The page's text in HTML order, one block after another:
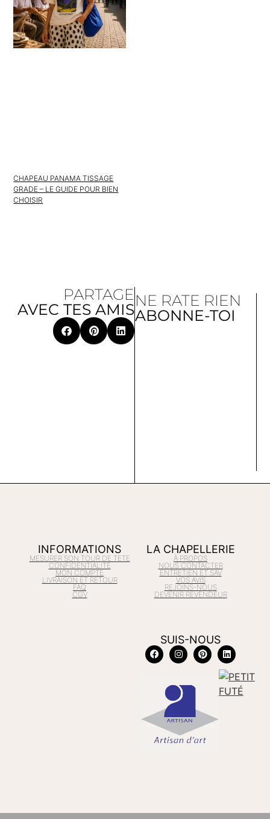
CHAPEAU PANAMA TISSAGE
GRADE – LE GUIDE POUR BIEN
CHOISIR
PARTAGE
AVEC TES AMISNE RATE RIEN
ABONNE-TOI
INFORMATIONS
MESURER SON TOUR DE TETE
CONFIDENTIALITÉ
MON COMPTE
LIVRAISON ET RETOUR
FAQ
CGV
LA CHAPELLERIE
À PROPOS
NOUS CONTACTER
ENTRETIEN ET SAV
VOS AVIS
REJOINS-NOUS
DEVENIR REVENDEUR
SUIS-NOUS